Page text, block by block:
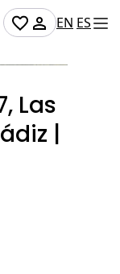
EN ES
Las
|